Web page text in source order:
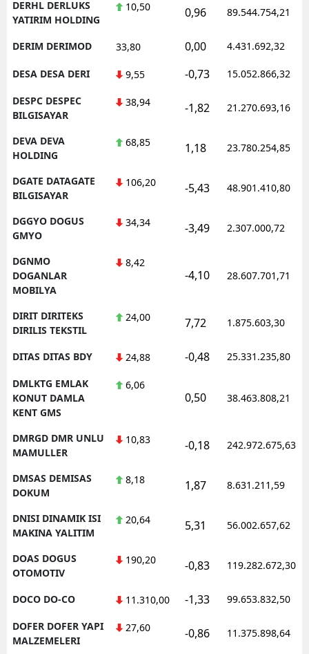
DERHL DERLUKS
YATIRIM HOLDING
10,50 0,96 89.544.754,21
DERIM DERIMOD 33,80 0,00 4.431.692,32
DESA DESA DERI 9,55 -0,73 15.052.866,32
DESPC DESPEC
BILGISAYAR
38,94 -1,82 21.270.693,16
DEVA DEVA
HOLDING
68,85 1,18 23.780.254,85
DGATE DATAGATE
BILGISAYAR
106,20 -5,43 48.901.410,80
DGGYO DOGUS
GMYO
34,34 -3,49 2.307.000,72
DGNMO
DOGANLAR
MOBILYA
8,42
-4,10 28.607.701,71
DIRIT DIRITEKS
DIRILIS TEKSTIL
24,00 7,72 1.875.603,30
DITAS DITAS BDY 24,88 -0,48 25.331.235,80
DMLKTG EMLAK
KONUT DAMLA
KENT GMS
6,06
0,50 38.463.808,21
DMRGD DMR UNLU
MAMULLER
10,83 -0,18 242.972.675,63
DMSAS DEMISAS
DOKUM
8,18 1,87 8.631.211,59
DNISI DINAMIK ISI
MAKINA YALITIM
20,64 5,31 56.002.657,62
DOAS DOGUS
OTOMOTIV
190,20 -0,83 119.282.672,30
DOCO DO-CO 11.310,00 -1,33 99.653.832,50
DOFER DOFER YAPI
MALZEMELERI
27,60 -0,86 11.375.898,64